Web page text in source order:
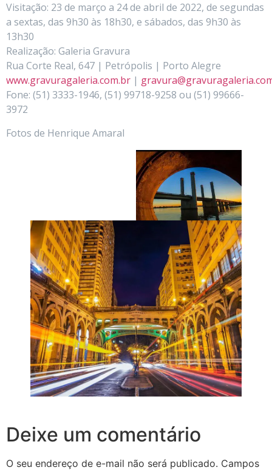
Visitação: 23 de março a 24 de abril de 2022, de segundas
a sextas, das 9h30 às 18h30, e sábados, das 9h30 às
13h30
Realização: Galeria Gravura
Rua Corte Real, 647 | Petrópolis | Porto Alegre
www.gravuragaleria.com.br |
Fone: (51) 3333-1946, (51) 99718-9258 ou (51) 99666-
3972
Fotos de Henrique Amaral
Deixe um comentário
O seu endereço de e-mail não será publicado. Campos